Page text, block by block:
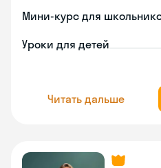
Мини-курс для
Уроки для детей
Читать дальше